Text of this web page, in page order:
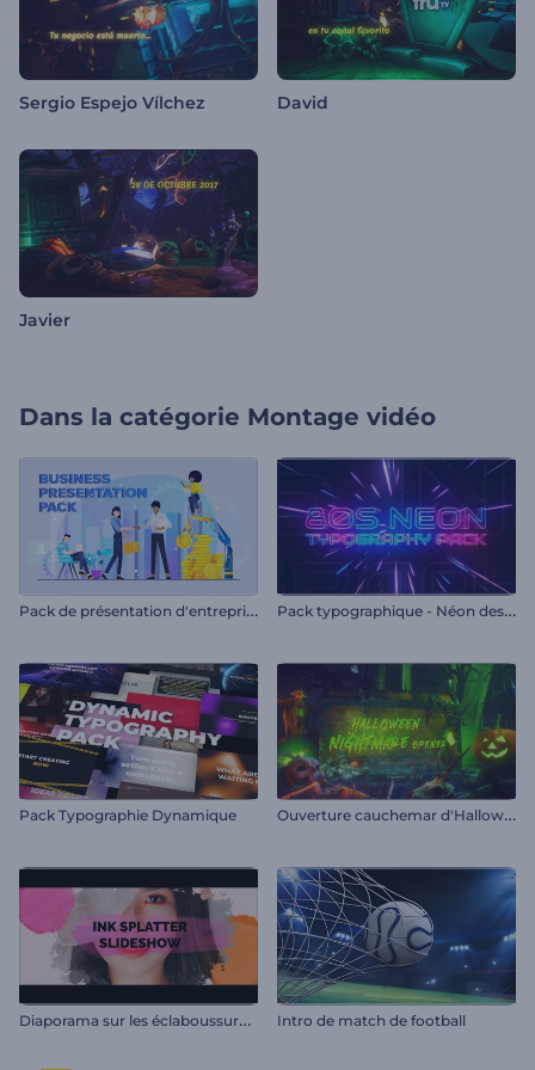
Sergio Espejo Vílchez David
Javier
Dans la catégorie Montage vidéo
P
ack de présentation d'entreprise P
ack typographique - Néon des années 80
Pack Typographie Dynamique O
uverture cauchemar d'Halloween
D
iaporama sur les éclaboussures d'encre Intro de match de football